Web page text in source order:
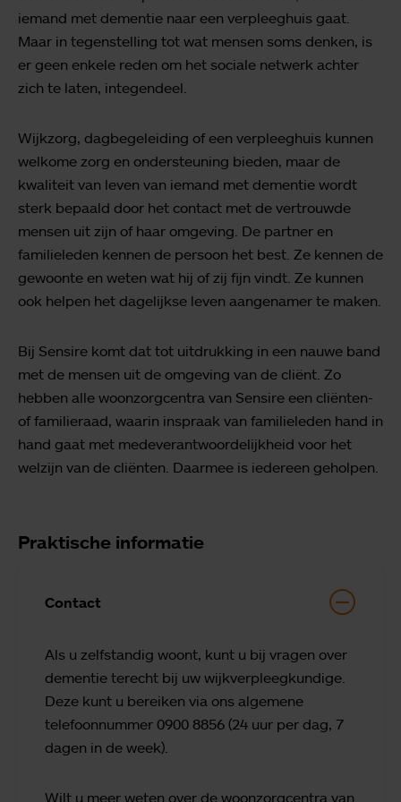
iemand met dementie naar een verpleeghuis gaat.
Maar in tegenstelling tot wat mensen soms denken, is
er geen enkele reden om het sociale netwerk achter
zich te laten, integendeel.
Wijkzorg, dagbegeleiding of een verpleeghuis kunnen
welkome zorg en ondersteuning bieden, maar de
kwaliteit van leven van iemand met dementie wordt
sterk bepaald door het contact met de vertrouwde
mensen uit zijn of haar omgeving. De partner en
familieleden kennen de persoon het best. Ze kennen de
gewoonte en weten wat hij of zij fijn vindt. Ze kunnen
ook helpen het dagelijkse leven aangenamer te maken.
Bij Sensire komt dat tot uitdrukking in een nauwe band
met de mensen uit de omgeving van de cliënt. Zo
hebben alle woonzorgcentra van Sensire een cliënten-
of familieraad, waarin inspraak van familieleden hand in
hand gaat met medeverantwoordelijkheid voor het
welzijn van de cliënten. Daarmee is iedereen geholpen.
Praktische informatie
Contact
Als u zelfstandig woont, kunt u bij vragen over
dementie terecht bij uw wijkverpleegkundige.
Deze kunt u bereiken via ons algemene
telefoonnummer 0900 8856 (24 uur per dag, 7
dagen in de week).
Wilt u meer weten over de woonzorgcentra van